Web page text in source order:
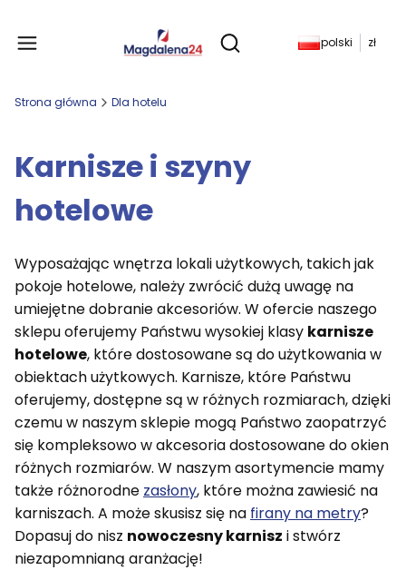
Otwórz wyszukiwarkę
Produkty w
polski zł
Strona główna Dla hotelu
Karnisze i szyny
hotelowe
Wyposażając wnętrza lokali użytkowych, takich jak
pokoje hotelowe, należy zwrócić dużą uwagę na
umiejętne dobranie akcesoriów. W ofercie naszego
sklepu oferujemy Państwu wysokiej klasy karnisze
hotelowe, które dostosowane są do użytkowania w
obiektach użytkowych. Karnisze, które Państwu
oferujemy, dostępne są w różnych rozmiarach, dzięki
czemu w naszym sklepie mogą Państwo zaopatrzyć
się kompleksowo w akcesoria dostosowane do okien
różnych rozmiarów. W naszym asortymencie mamy
także różnorodne zasłony, które można zawiesić na
karniszach. A może skusisz się na firany na metry?
Dopasuj do nisz nowoczesny karnisz i stwórz
niezapomnianą aranżację!